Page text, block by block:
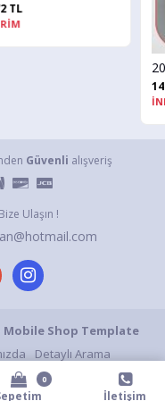
Güvenli alışveriş
Ulaşın !
Shop Template
Detaylı Arama
S.S.S. İletişim
0
İletişim